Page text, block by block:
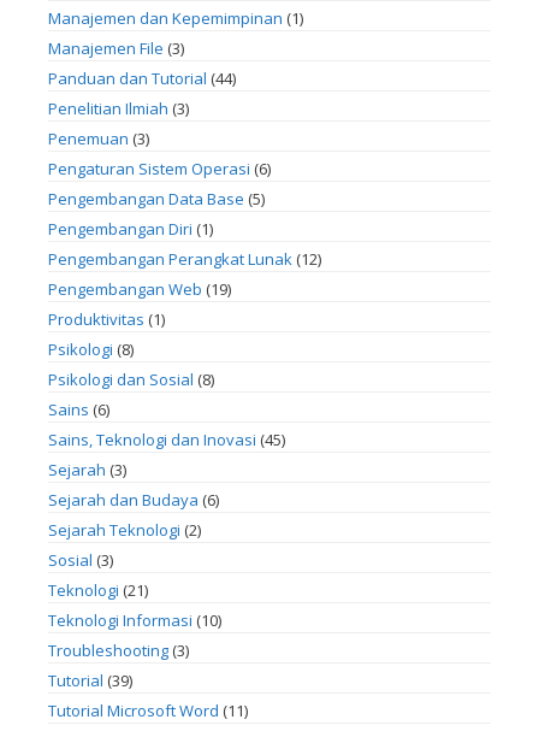
Manajemen dan Kepemimpinan (1)
Manajemen File (3)
Panduan dan Tutorial (44)
Penelitian Ilmiah (3)
Penemuan (3)
Pengaturan Sistem Operasi (6)
Pengembangan Data Base (5)
Pengembangan Diri (1)
Pengembangan Perangkat Lunak (12)
Pengembangan Web (19)
Produktivitas (1)
Psikologi (8)
Psikologi dan Sosial (8)
Sains (6)
Sains, Teknologi dan Inovasi (45)
Sejarah (3)
Sejarah dan Budaya (6)
Sejarah Teknologi (2)
Sosial (3)
Teknologi (21)
Teknologi Informasi (10)
Troubleshooting (3)
Tutorial (39)
Tutorial Microsoft Word (11)